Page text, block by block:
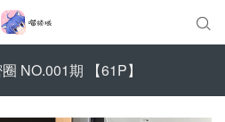

NO.001期 【61P】